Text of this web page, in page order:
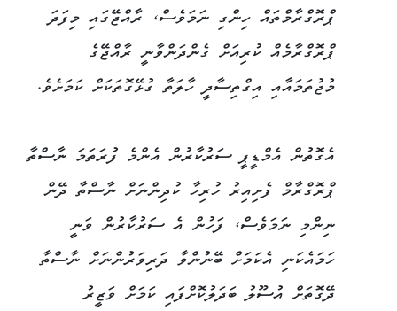
ޕްރޮގްރާމްތައް ހިންގި ނަމަވެސް، ރާއްޖޭގައި މިފަދަ
ޕްރޮގްރާމެއް ކުރިއަށް ގެންދަންވާނީ ރާއްޖޭގެ
މުޖުތަމައާއި އިގްތިސާދީ ހާލަތާ ގުޅޭގޮތަކަށް ކަމަށެވެ.
އެގޮތުން އެމްޑީޕީ ސަރުކާރުން އެންމެ ފުރަތަމަ ނާސްތާ
ޕްރޮގްރާމް ފެށިއިރު ހުރިހާ ކުދިންނަށް ނާސްތާ ދޭން
ނިންމި ނަމަވެސް، ފަހުން އެ ސަރުކާރުން ވަނީ
ހަމައެކަނި އެކަމަށް ބޭނުންވާ ދަރިވަރުންނަށް ނާސްތާ
ދޭގޮތަށް އުސޫލު ބަދަލުކޮށްފައި ކަމަށް ވަޒީރު